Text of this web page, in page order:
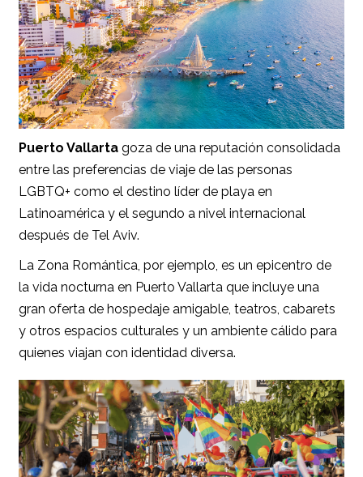
Puerto Vallarta goza de una reputación consolidada
entre las preferencias de viaje de las personas
LGBTQ+ como el destino líder de playa en
Latinoamérica y el segundo a nivel internacional
después de Tel Aviv.
La Zona Romántica, por ejemplo, es un epicentro de
la vida nocturna en Puerto Vallarta que incluye una
gran oferta de hospedaje amigable, teatros, cabarets
y otros espacios culturales y un ambiente cálido para
quienes viajan con identidad diversa.